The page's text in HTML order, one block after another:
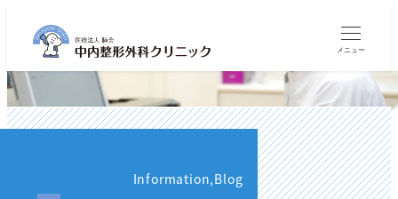
ン
コ
ン
メニュー
Information,Blog